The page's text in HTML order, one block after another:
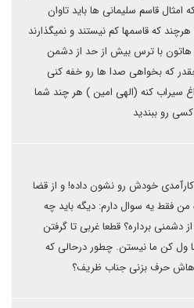
قاسم سلیمانی ها باید تاوان
که قاسمها کم نیستند و نمیگذارند
هاتون با ترس بیش از حد از دشمن
چقدر که بخواهی صدا ها رو خفه کنی
سیراب کنه (الهی امین ) هر چند شما
رو ببندید
خودش رو نشون داده! و از قضا
فقط یه سوال دارم: دیگه باید چه
برداره؟ قطعا غربی تا گرفتن
ول کن ما نیستن. چطور درحالی که
حرف بزنی جناب ظریف؟